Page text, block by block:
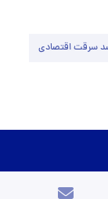
سرقت اقتصادی